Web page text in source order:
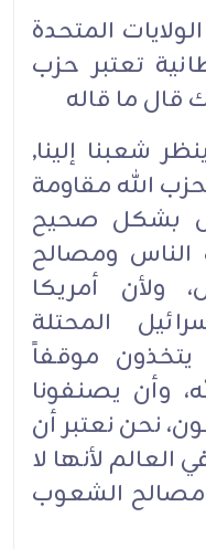
المتحدة
تعتبر حزب
قال ما قاله
شعبنا إلينا,
الله مقاومة
بشكل صحيح
ومصالح
ولأن أمريكا
المحتلة
يتخذون موقفاً
وأن يصنفونا
نحن نعتبر أن
لأنها لا
مصالح الشعوب